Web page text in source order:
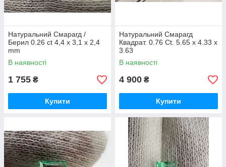
Натуральний Смарагд /
Берил 0.26 ct 4,4 х 3,1 х 2,4
mm
В наявності
1 755 ₴
Купити
Натуральний Смарагд
Квадрат. 0.76 Сt. 5.65 x 4.33 x
3.63
В наявності
4 900 ₴
Купити